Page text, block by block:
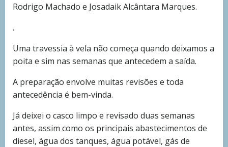
Rodrigo Machado e Josadaik Alcântara Marques.
.
Uma travessia à vela não começa quando deixamos a
poita e sim nas semanas que antecedem a saída.
A preparação envolve muitas revisões e toda
antecedência é bem-vinda.
Já deixei o casco limpo e revisado duas semanas
antes, assim como os principais abastecimentos de
diesel, água dos tanques, água potável, gás de